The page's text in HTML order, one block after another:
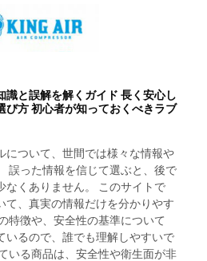
識と誤解を解くガイド 長く安心し
び方 初心者が知っておくべきラブ
について、世間では様々な情報や
誤った情報を信じて選ぶと、後で
なくありません。 このサイトで
て、真実の情報だけを分かりやす
特徴や、安全性の基準について
いるので、誰でも理解しやすいで
いる商品は、安全性や衛生面が非